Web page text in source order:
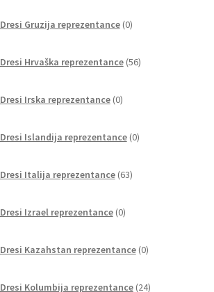
Dresi Gruzija reprezentance 0izdelkov
Dresi Hrvaška reprezentance 56izdelkov
Dresi Irska reprezentance 0izdelkov
Dresi Islandija reprezentance 0izdelkov
Dresi Italija reprezentance 63izdelkov
Dresi Izrael reprezentance 0izdelkov
Dresi Kazahstan reprezentance 0izdelkov
Dresi Kolumbija reprezentance 24